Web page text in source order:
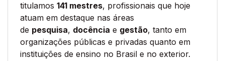
titulamos 141 mestres, profissionais que hoje
atuam em destaque nas áreas
de pesquisa, docência e gestão, tanto em
organizações públicas e privadas quanto em
instituições de ensino no Brasil e no exterior.